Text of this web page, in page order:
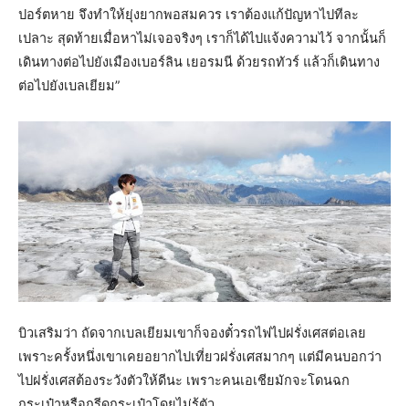
ปอร์ตหาย จึงทำให้ยุ่งยากพอสมควร เราต้องแก้ปัญหาไปทีละ
เปลาะ สุดท้ายเมื่อหาไม่เจอจริงๆ เราก็ได้ไปแจ้งความไว้ จากนั้นก็
เดินทางต่อไปยังเมืองเบอร์ลิน เยอรมนี ด้วยรถทัวร์ แล้วก็เดินทาง
ต่อไปยังเบลเยียม”
บิวเสริมว่า ถัดจากเบลเยียมเขาก็จองตั๋วรถไฟไปฝรั่งเศสต่อเลย
เพราะครั้งหนึ่งเขาเคยอยากไปเที่ยวฝรั่งเศสมากๆ แต่มีคนบอกว่า
ไปฝรั่งเศสต้องระวังตัวให้ดีนะ เพราะคนเอเชียมักจะโดนฉก